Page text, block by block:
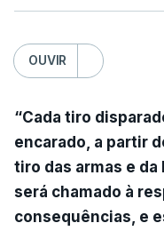
OUVIR
“Cada tiro
encarado, a partir
tiro das armas e da
será chamado à
consequências, e